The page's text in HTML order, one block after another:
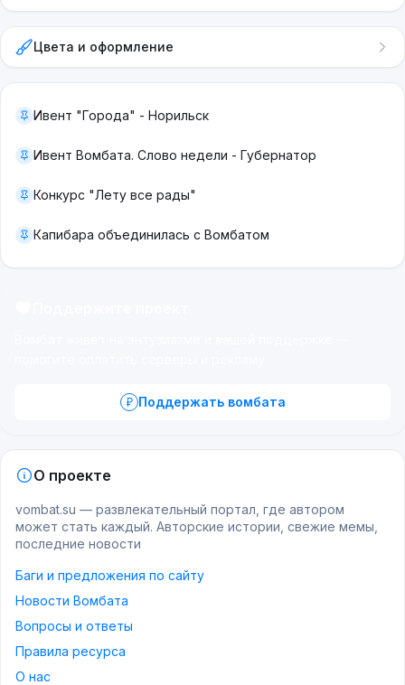
Цвета и оформление
Ивент "Города" - Норильск
Ивент Вомбата. Слово недели - Губернатор
Конкурс "Лету все рады"
Капибара объединилась с Вомбатом
Поддержать вомбата
О проекте
vombat.su — развлекательный портал, где автором
может стать каждый. Авторские истории, свежие мемы,
последние новости
Баги и предложения по сайту
Новости Вомбата
Вопросы и ответы
Правила ресурса
О нас